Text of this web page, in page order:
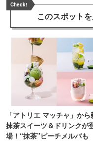
Check!
このスポット
「アトリエ マッチャ」から
抹茶スイーツ＆ドリンクが
場！“抹茶”ピーチメルバも